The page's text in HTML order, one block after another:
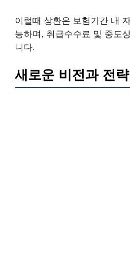
이럴때 상환은 보험기간 내
능하며, 취급수수료 및 중도
니다.
새로운 비전과 전략